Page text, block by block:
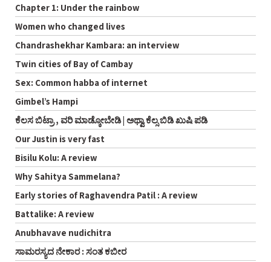
Chapter 1: Under the rainbow
Women who changed lives
Chandrashekhar Kambara: an interview
Twin cities of Bay of Cambay
Sex: Common habba of internet
Gimbel’s Hampi
ಕೆಲಸ ಬಿಟ್ರಾ , ವರಿ ಮಾಡ್ಕೋಬೇಡಿ | ಅಥ್ವಾ ಕೆಲ್ಸ ಬಿಡಿ ಖುಷಿ ಪಡಿ
Our Justin is very fast
Bisilu Kolu: A review
Why Sahitya Sammelana?
Early stories of Raghavendra Patil : A review
Battalike: A review
Anubhavave nudichitra
ಸಾಮರಸ್ಯದ ನೇಕಾರ : ಸಂತ ಕಬೀರ